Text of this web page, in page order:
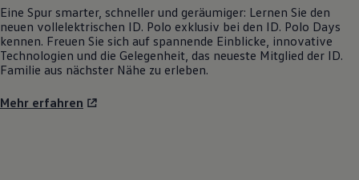
Eine Spur smarter, schneller und geräumiger: Lernen Sie den
neuen vollelektrischen ID. Polo exklusiv bei den ID. Polo Days
kennen. Freuen Sie sich auf spannende Einblicke, innovative
Technologien und die Gelegenheit, das neueste Mitglied der ID.
Familie aus nächster Nähe zu erleben.
Mehr erfahren